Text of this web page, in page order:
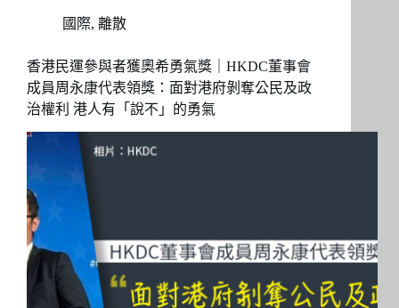
國際, 離散
香港民運參與者獲奧希勇氣獎｜HKDC董事會
成員周永康代表領獎：面對港府剝奪公民及政
治權利 港人有「說不」的勇氣